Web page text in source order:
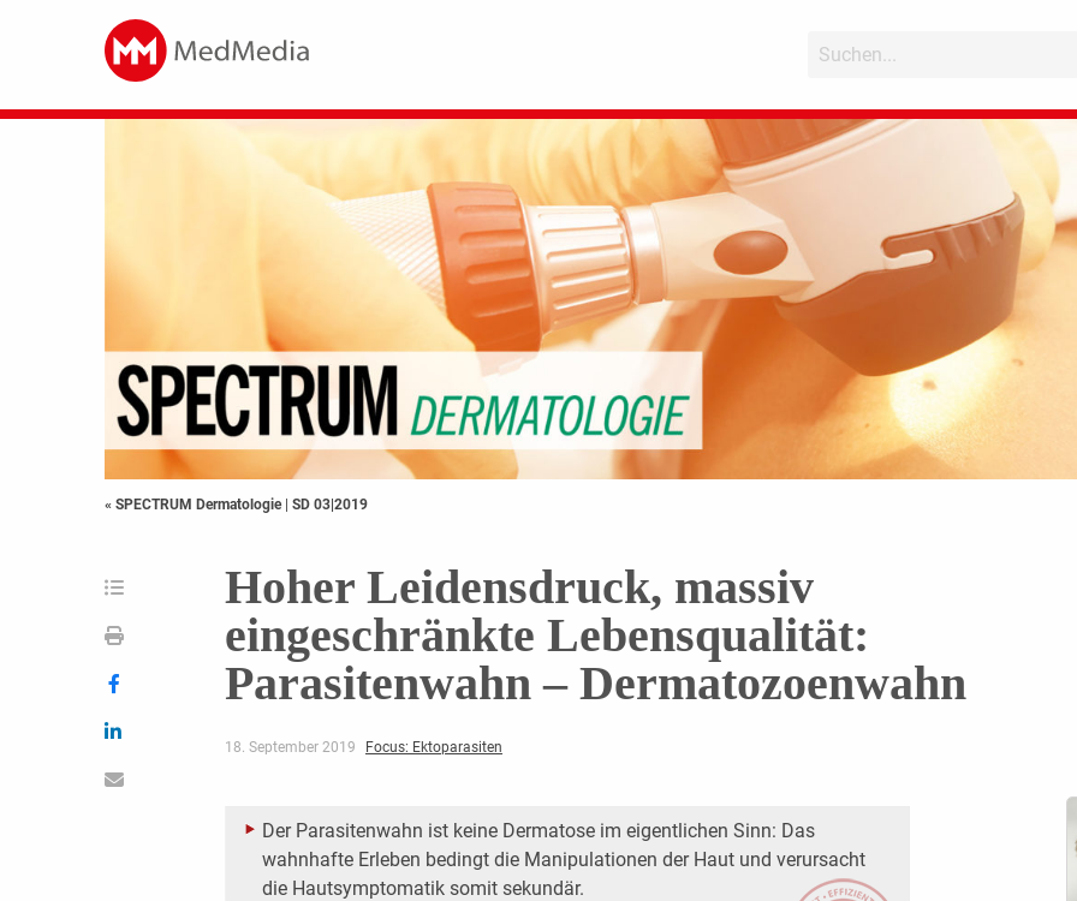
« SPECTRUM Dermatologie | SD 03|2019
Hoher Leidensdruck, massiv
eingeschränkte Lebensqualität:
Parasitenwahn – Dermatozoenwahn
18. September 2019 Focus: Ektoparasiten
Der Parasitenwahn ist keine Dermatose im eigentlichen Sinn: Das
wahnhafte Erleben bedingt die Manipulationen der Haut und verursacht
die Hautsymptomatik somit sekundär.